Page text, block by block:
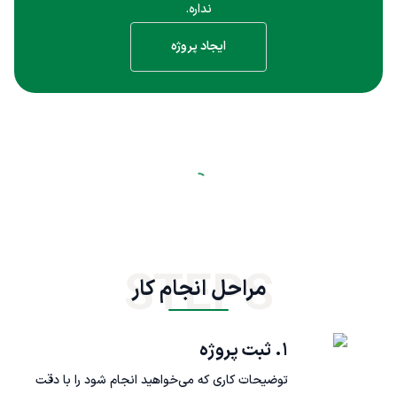
نداره.
ایجاد پروژه
مراحل انجام کار
STEPS
۱. ثبت پروژه
توضیحات کاری که می‌خواهید انجام شود را با دقت